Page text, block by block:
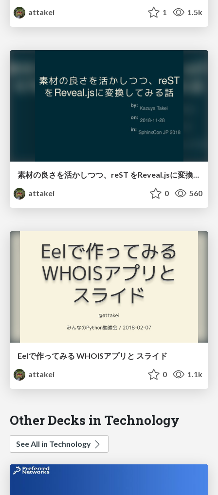
attakei
1 1.5k
素材の良さを活かしつつ、reST をReveal.jsに変換してみる話 / Converting pure reST to Revealjs
attakei
0 560
Eelで作ってみる WHOISアプリと スライド
attakei
0 1.1k
Other Decks in Technology
See All in Technology